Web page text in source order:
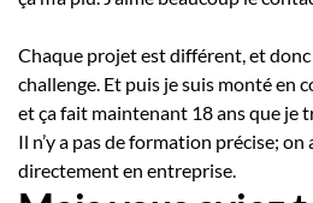
Chaque projet est différent, et
challenge. Et puis je suis monté en
et ça fait maintenant 18 ans que je
Il n’y a pas de formation précise;
directement en entreprise.